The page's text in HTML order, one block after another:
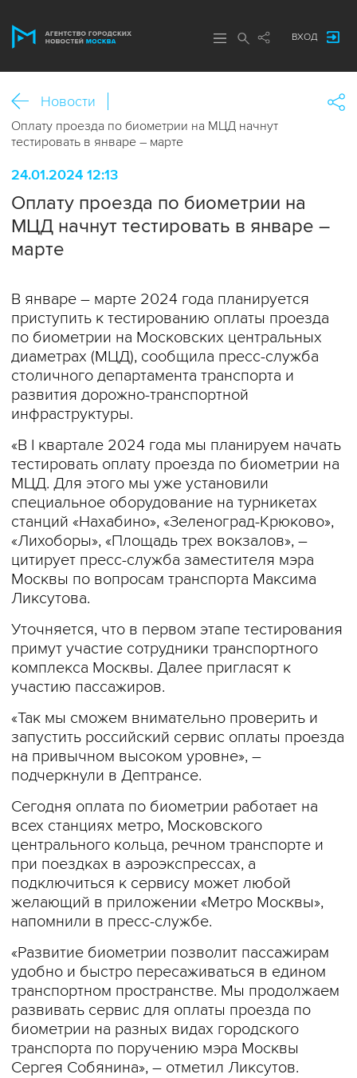
ВХОД
Новости
Оплату проезда по биометрии на МЦД начнут
тестировать в январе – марте
24.01.2024 12:13
Оплату проезда по биометрии на
МЦД начнут тестировать в январе –
марте
В январе – марте 2024 года планируется
приступить к тестированию оплаты проезда
по биометрии на Московских центральных
диаметрах (МЦД), сообщила пресс-служба
столичного департамента транспорта и
развития дорожно-транспортной
инфраструктуры.
«В I квартале 2024 года мы планируем начать
тестировать оплату проезда по биометрии на
МЦД. Для этого мы уже установили
специальное оборудование на турникетах
станций «Нахабино», «Зеленоград-Крюково»,
«Лихоборы», «Площадь трех вокзалов», –
цитирует пресс-служба заместителя мэра
Москвы по вопросам транспорта Максима
Ликсутова.
Уточняется, что в первом этапе тестирования
примут участие сотрудники транспортного
комплекса Москвы. Далее пригласят к
участию пассажиров.
«Так мы сможем внимательно проверить и
запустить российский сервис оплаты проезда
на привычном высоком уровне», –
подчеркнули в Дептрансе.
Сегодня оплата по биометрии работает на
всех станциях метро, Московского
центрального кольца, речном транспорте и
при поездках в аэроэкспрессах, а
подключиться к сервису может любой
желающий в приложении «Метро Москвы»,
напомнили в пресс-службе.
«Развитие биометрии позволит пассажирам
удобно и быстро пересаживаться в едином
транспортном пространстве. Мы продолжаем
развивать сервис для оплаты проезда по
биометрии на разных видах городского
транспорта по поручению мэра Москвы
Сергея Собянина», – отметил Ликсутов.